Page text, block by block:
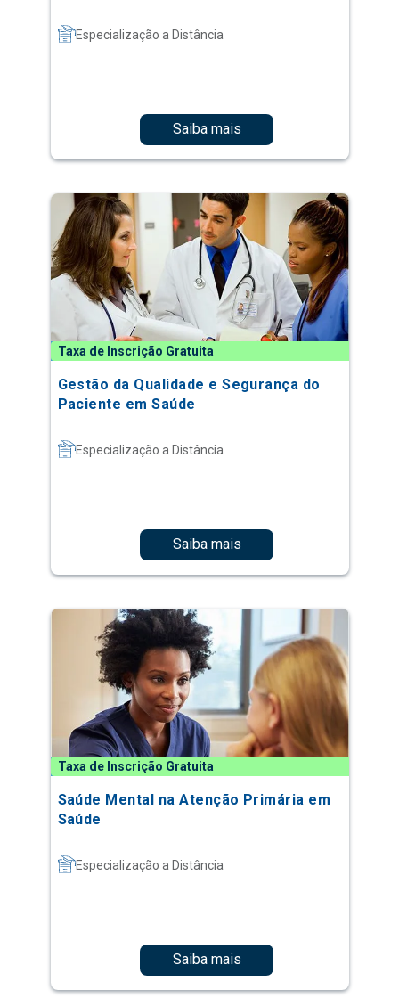
Especialização a Distância
Saiba mais
Taxa de Inscrição Gratuita
Gestão da Qualidade e Segurança do
Paciente em Saúde
Especialização a Distância
Saiba mais
Taxa de Inscrição Gratuita
Saúde Mental na Atenção Primária em
Saúde
Especialização a Distância
Saiba mais